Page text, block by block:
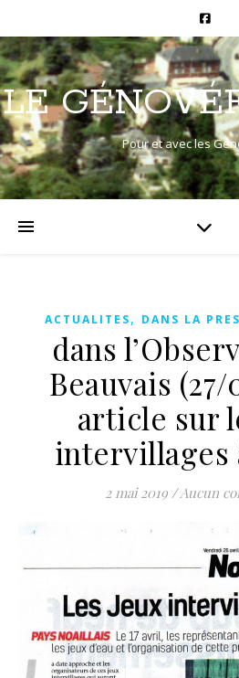
LE
Pour et avec les
ACTUALITES, DANS LA
dans
Beauvais (27/
article sur
intervillages
2 mai 2019 /Aucun